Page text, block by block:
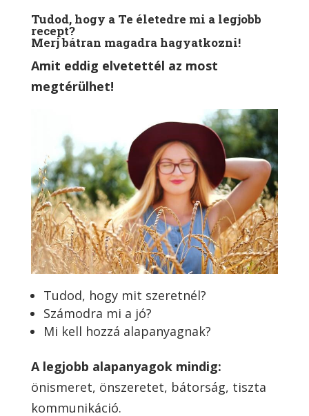
Tudod, hogy a Te életedre mi a legjobb
recept?
Merj bátran magadra hagyatkozni!
Amit eddig elvetettél az most
megtérülhet!
Tudod, hogy mit szeretnél?
Számodra mi a jó?
Mi kell hozzá alapanyagnak?
A legjobb alapanyagok mindig:
önismeret, önszeretet, bátorság, tiszta
kommunikáció.